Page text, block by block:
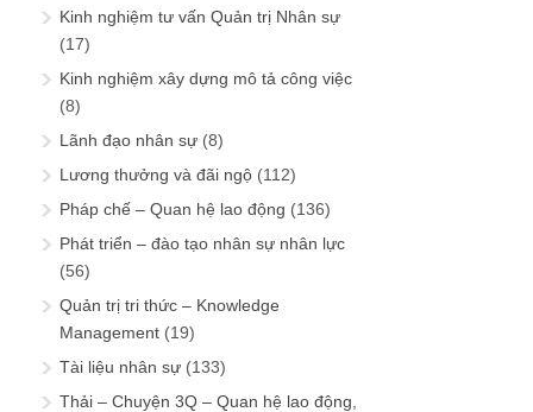
Kinh nghiệm tư vấn Quản trị Nhân sự
(17)
Kinh nghiệm xây dựng mô tả công việc
(8)
Lãnh đạo nhân sự (8)
Lương thưởng và đãi ngộ (112)
Pháp chế – Quan hệ lao động (136)
Phát triển – đào tạo nhân sự nhân lực
(56)
Quản trị tri thức – Knowledge
Management (19)
Tài liệu nhân sự (133)
Thải – Chuyện 3Q – Quan hệ lao động,